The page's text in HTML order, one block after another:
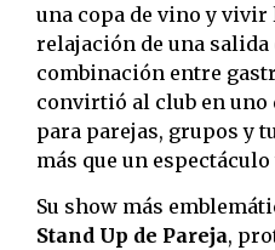
una copa de vino y
relajación de una salida
combinación entre
convirtió al club en
para parejas, grupos y
más que un
Su show más
Stand Up de Pareja,